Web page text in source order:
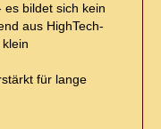
es bildet sich kein
aus HighTech-
für lange